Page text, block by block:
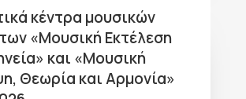
κέντρα μουσικών
«Μουσική Εκτέλεση
και «Μουσική
Θεωρία και Αρμονία»